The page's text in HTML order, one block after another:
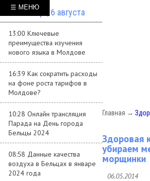
Четверг, 6 августа
13:00 Ключевые
преимущества изучения
нового языка в Молдове
16:39 Как сократить расходы
на фоне роста тарифов в
Молдове?
10:28 Онлайн трансляция
Парада на День города
Бельцы 2024
08:58 Данные качества
воздуха в Бельцах в январе
2024 года
☰ МЕНЮ
Главная →
Здоровая
убираем
морщинки
06.05.2014